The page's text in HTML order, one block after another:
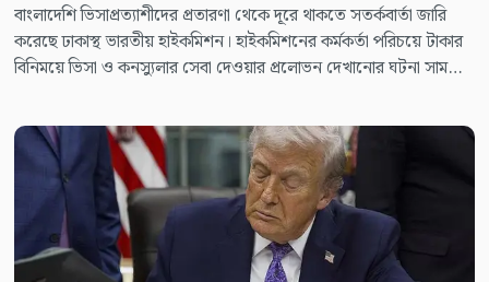
বাংলাদেশি ভিসাপ্রত্যাশীদের প্রতারণা থেকে দূরে থাকতে সতর্কবার্তা জারি
করেছে ঢাকাস্থ ভারতীয় হাইকমিশন। হাইকমিশনের কর্মকর্তা পরিচয়ে টাকার
বিনিময়ে ভিসা ও কনস্যুলার সেবা দেওয়ার প্রলোভন দেখানোর ঘটনা সামনে